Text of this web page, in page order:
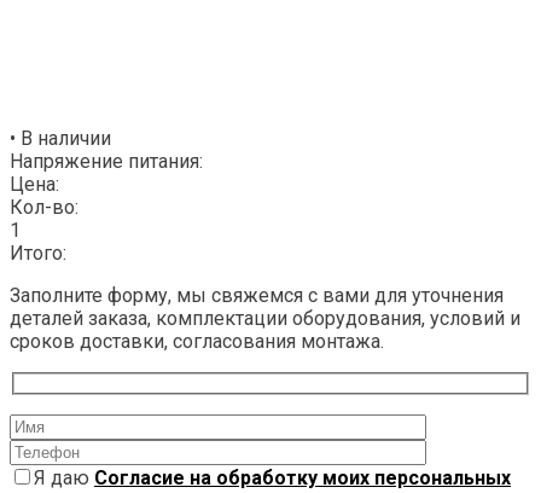
• В наличии
Напряжение питания:
Цена:
Кол-во:
1
Итого:
Заполните форму, мы свяжемся с вами для уточнения
деталей заказа, комплектации оборудования, условий и
сроков доставки, согласования монтажа.
Я даю Согласие на обработку моих персональных